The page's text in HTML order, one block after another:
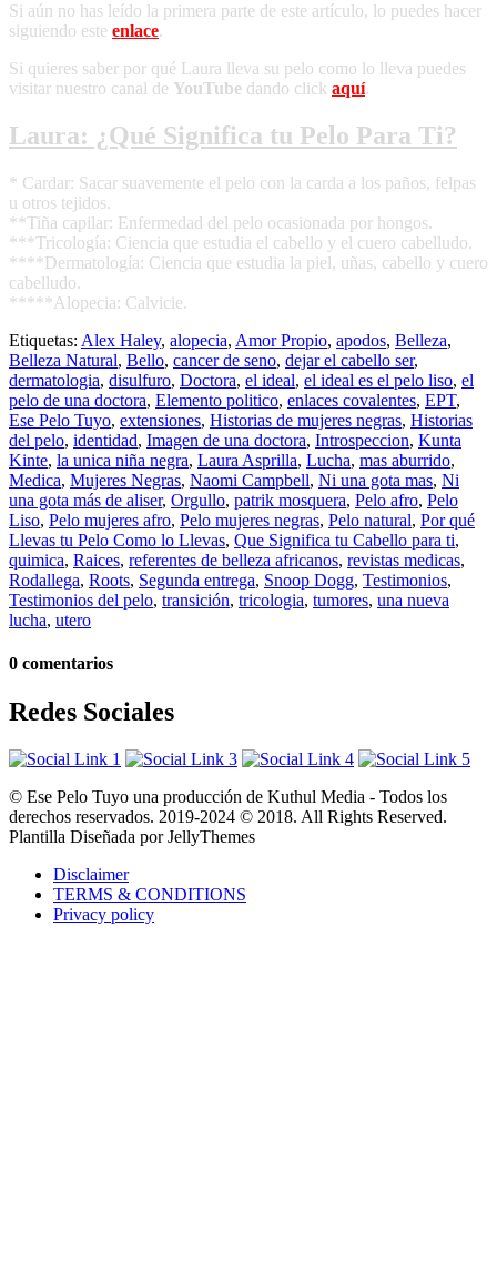
Si aún no has leído la primera parte de este artículo, lo puedes hacer
siguiendo este enlace.
Si quieres saber por qué Laura lleva su pelo como lo lleva puedes
visitar nuestro canal de YouTube dando click aquí.
Laura: ¿Qué Significa tu Pelo Para Ti?
* Cardar: Sacar suavemente el pelo con la carda a los paños, felpas
u otros tejidos.
**Tiña capilar: Enfermedad del pelo ocasionada por hongos.
***Tricología: Ciencia que estudia el cabello y el cuero cabelludo.
****Dermatología: Ciencia que estudia la piel, uñas, cabello y cuero
cabelludo.
*****Alopecia: Calvicie.
Etiquetas: Alex Haley, alopecia, Amor Propio, apodos, Belleza,
Belleza Natural, Bello, cancer de seno, dejar el cabello ser,
dermatologia, disulfuro, Doctora, el ideal, el ideal es el pelo liso, el
pelo de una doctora, Elemento politico, enlaces covalentes, EPT,
Ese Pelo Tuyo, extensiones, Historias de mujeres negras, Historias
del pelo, identidad, Imagen de una doctora, Introspeccion, Kunta
Kinte, la unica niña negra, Laura Asprilla, Lucha, mas aburrido,
Medica, Mujeres Negras, Naomi Campbell, Ni una gota mas, Ni
una gota más de aliser, Orgullo, patrik mosquera, Pelo afro, Pelo
Liso, Pelo mujeres afro, Pelo mujeres negras, Pelo natural, Por qué
Llevas tu Pelo Como lo Llevas, Que Significa tu Cabello para ti,
quimica, Raices, referentes de belleza africanos, revistas medicas,
Rodallega, Roots, Segunda entrega, Snoop Dogg, Testimonios,
Testimonios del pelo, transición, tricologia, tumores, una nueva
lucha, utero
0 comentarios
Redes Sociales
© Ese Pelo Tuyo una producción de Kuthul Media - Todos los
derechos reservados. 2019-2024 © 2018. All Rights Reserved.
Plantilla Diseñada por JellyThemes
Disclaimer
TERMS & CONDITIONS
Privacy policy